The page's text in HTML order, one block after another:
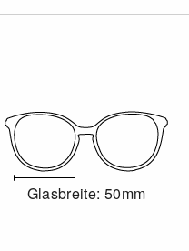
Glasbreite: 50mm